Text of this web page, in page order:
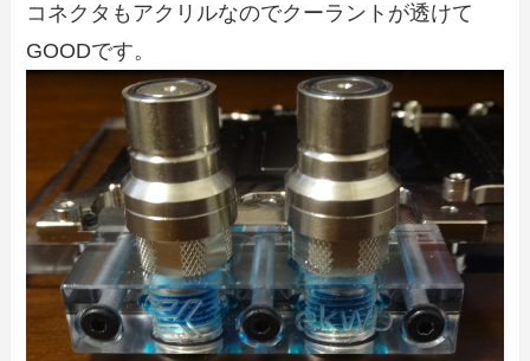
コネクタもアクリルなのでクーラントが透けて
GOODです。